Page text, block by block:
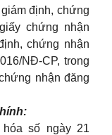
định, chứng
chứng nhận
chứng nhận
NĐ-CP, trong
nhận đăng
hóa số ngày 21